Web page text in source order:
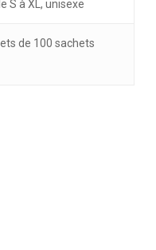
S à XL, unisexe
de 100 sachets